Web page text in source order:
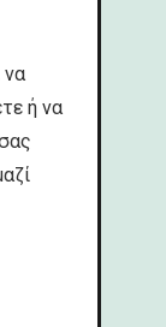
να
ή να